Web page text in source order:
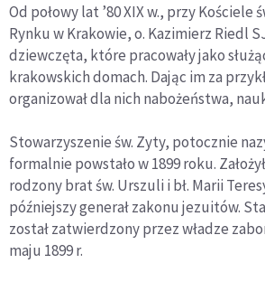
Od połowy lat ’80 XIX w., przy Kościele
Rynku w Krakowie, o. Kazimierz Riedl
dziewczęta, które pracowały jako
krakowskich domach. Dając im za
organizował dla nich nabożeństwa,
Stowarzyszenie św. Zyty, potocznie
formalnie powstało w 1899 roku.
rodzony brat św. Urszuli i bł. Marii
późniejszy generał zakonu jezuitów.
został zatwierdzony przez władze
maju 1899 r.